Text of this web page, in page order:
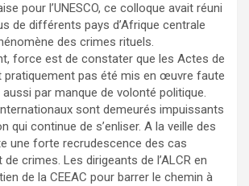
pour l’UNESCO, ce colloque avait réuni
de différents pays d’Afrique centrale
des crimes rituels.
force est de constater que les Actes de
pratiquement pas été mis en œuvre faute
par manque de volonté politique.
sont demeurés impuissants
qui continue de s’enliser. A la veille des
une forte recrudescence des cas
de crimes. Les dirigeants de l’ALCR en
de la CEEAC pour barrer le chemin à